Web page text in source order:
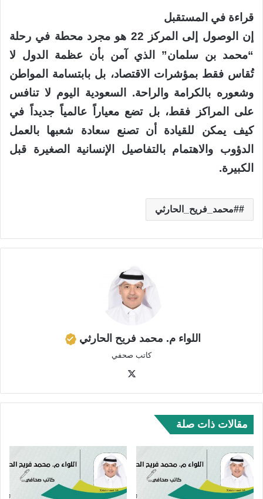
قراءة في المستقبل
إن الوصول إلى المركز 22 هو مجرد محطة في رحلة
“محمد بن سلمان” الذي آمن بأن عظمة الدول لا
تُقاس فقط بمؤشرات الاقتصاد، بل بابتسامة المواطن
وشعوره بالكرامة والراحة. السعودية اليوم لا تنافس
على المراكز فقط، بل تضع معياراً عالمياً جديداً في
كيف يمكن للقيادة أن تصنع سعادة شعبها بالعمل
الدؤوب والاهتمام بالتفاصيل الإنسانية الصغيرة قبل
الكبيرة.
#محمد_فريح_الحارثي
اللواء م. محمد فريح الحارثي
كاتب صحفي
مقالات ذات صلة